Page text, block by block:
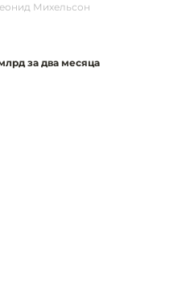
Михельсон
за два месяца